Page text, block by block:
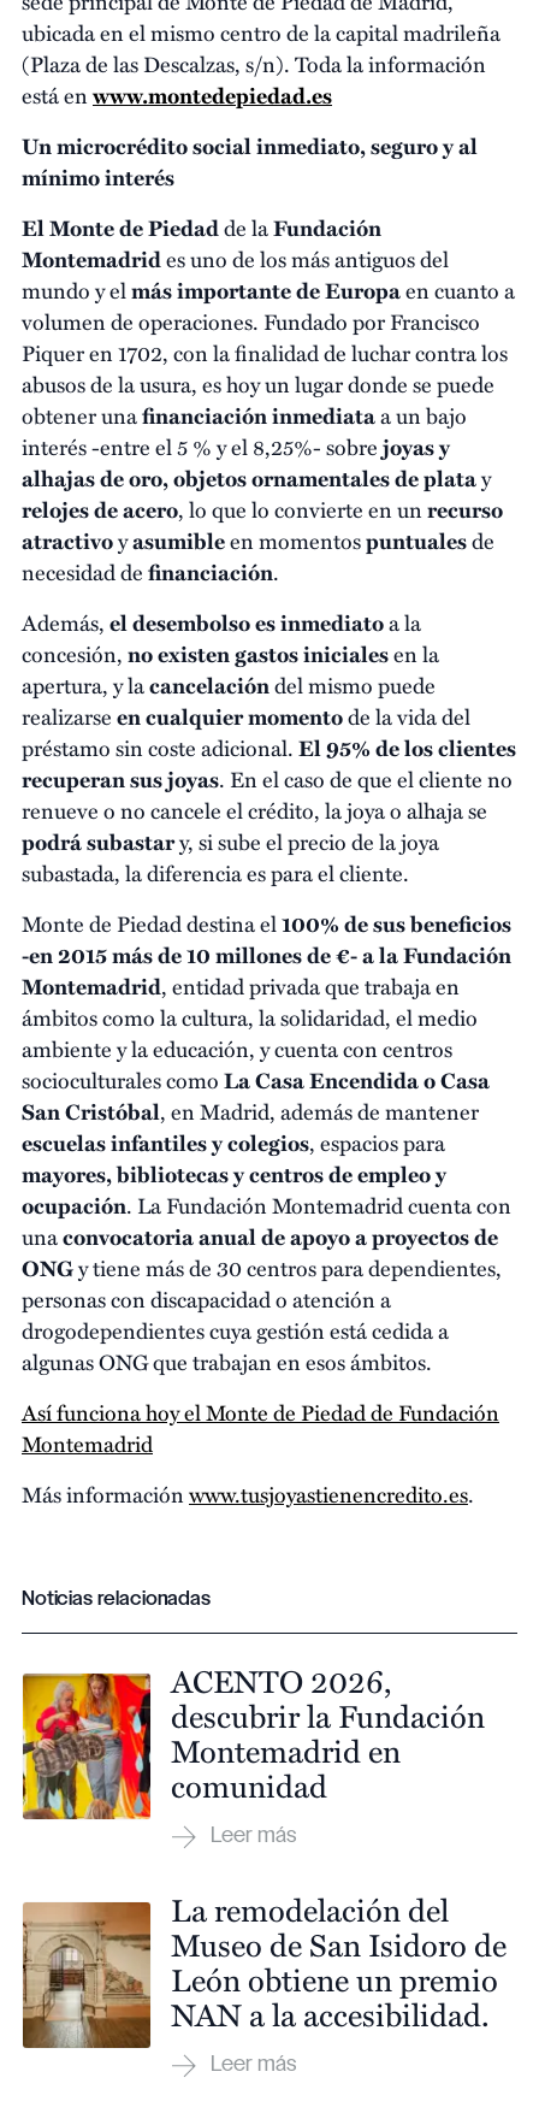
ubicada en el mismo centro de la capital madrileña
(Plaza de las Descalzas, s/n). Toda la información
está enwww.montedepiedad.es
Un microcrédito social inmediato, seguro y al
mínimo interés
El Monte de Piedadde laFundación
Montemadrides uno de los más antiguos del
mundo y elmás importante de Europaen cuanto a
volumen de operaciones. Fundado por Francisco
Piquer en 1702, con la finalidad de luchar contra los
abusos de la usura, es hoy un lugar donde se puede
obtener unafinanciación inmediataa un bajo
interés -entre el 5 % y el 8,25%- sobrejoyas y
alhajas de oro,objetos ornamentales de platay
relojes de acero, lo que lo convierte en unrecurso
atractivoyasumibleen momentospuntualesde
necesidad definanciación.
Además,el desembolso es inmediatoa la
concesión,no existen gastos inicialesen la
apertura, y lacancelacióndel mismo puede
realizarseen cualquier momentode la vida del
préstamo sin coste adicional.El 95% de los clientes
recuperan sus joyas. En el caso de que el cliente no
renueve o no cancele el crédito, la joya o alhaja se
podrá subastary, si sube el precio de la joya
subastada, la diferencia es para el cliente.
Monte de Piedad destina el100% de sus beneficios
-en 2015 más de 10 millones de €-a la Fundación
Montemadrid, entidad privada que trabaja en
ámbitos como la cultura, la solidaridad, el medio
ambiente y la educación, y cuenta con centros
socioculturales comoLa Casa Encendida o Casa
San Cristóbal, en Madrid, además de mantener
escuelas infantilesy colegios, espacios para
mayores, bibliotecas y centros de empleo y
ocupación. La Fundación Montemadrid cuenta con
unaconvocatoria anual de apoyo a proyectos de
ONGy tiene más de 30 centros para dependientes,
personas con discapacidad o atención a
drogodependientes cuya gestión está cedida a
algunas ONG que trabajan en esos ámbitos.
Así funciona hoy el Monte de Piedad de Fundación
Montemadrid
Más informaciónwww.tusjoyastienencredito.es.
Noticias relacionadas
ACENTO 2026,
descubrir la Fundación
Montemadrid en
comunidad
La remodelación del
Museo de San Isidoro de
León obtiene un premio
NAN a la accesibilidad.